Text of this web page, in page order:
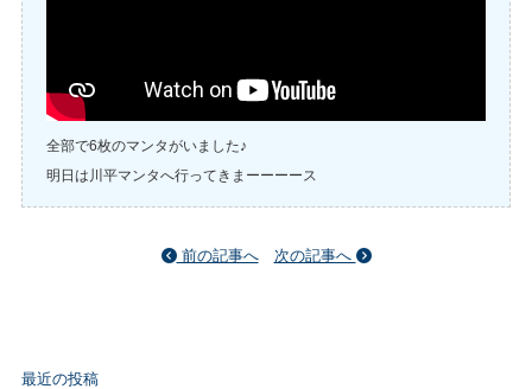
全部で6枚のマンタがいました♪
明日は川平マンタへ行ってきまーーーース
前の記事へ 次の記事へ
最近の投稿